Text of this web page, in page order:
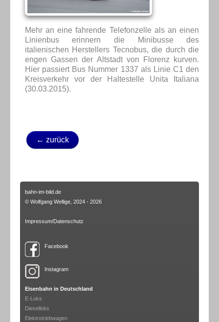
Mehr an eine fahrende Telefonzelle als an einen
Linienbus erinnern die Minibusse des
italienischen Herstellers Tecnobus, die durch die
engen Gassen der Altstadt von Florenz kurven.
Hier passiert Bus Nummer 1337 als Linie C1 den
Kreisverkehr vor der Haltestelle Unita Italiana
(30.03.2015).
← zurück
bahn-im-bild.de
© Wolfgang Wellige, 2024 - 2026
Impressum/Datenschutz
Facebook
Instagram
Eisenbahn in Deutschland
E-Loks
Dieselloks
Elektrotriebwagen